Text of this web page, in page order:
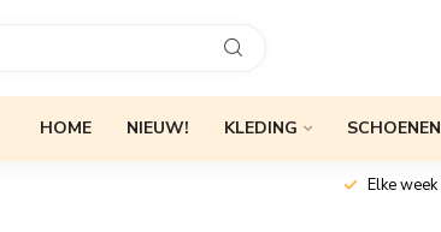
HOME NIEUW! KLEDING SCHOENEN
Elke week